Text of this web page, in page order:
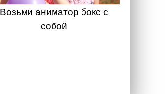
Возьми аниматор бокс с
собой